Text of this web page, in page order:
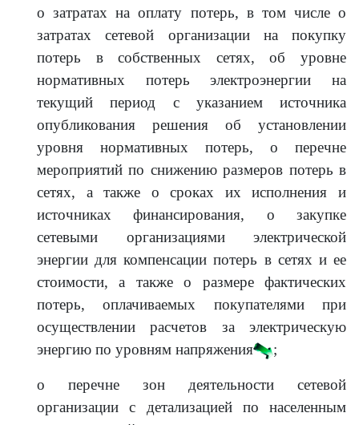
о затратах на оплату потерь, в том числе о
затратах сетевой организации на покупку
потерь в собственных сетях, об уровне
нормативных потерь электроэнергии на
текущий период с указанием источника
опубликования решения об установлении
уровня нормативных потерь, о перечне
мероприятий по снижению размеров потерь в
сетях, а также о сроках их исполнения и
источниках финансирования, о закупке
сетевыми организациями электрической
энергии для компенсации потерь в сетях и ее
стоимости, а также о размере фактических
потерь, оплачиваемых покупателями при
осуществлении расчетов за электрическую
энергию по уровням напряжения
;
о перечне зон деятельности сетевой
организации с детализацией по населенным